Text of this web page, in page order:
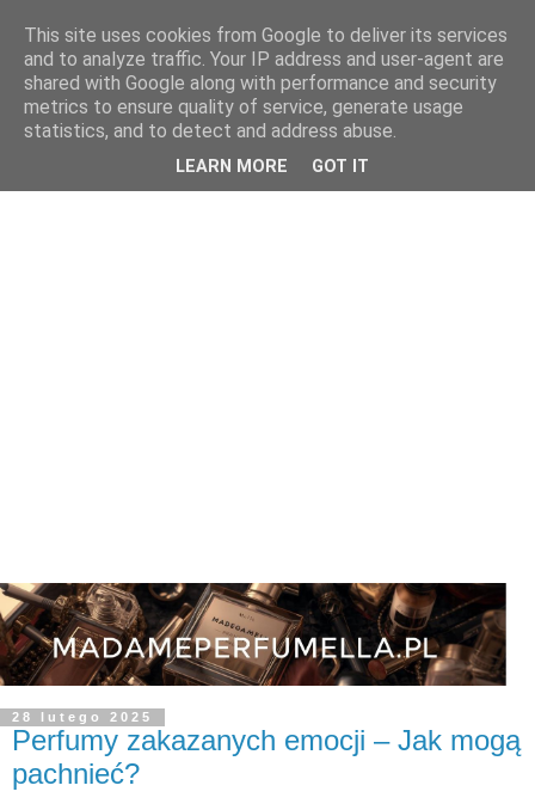
28 lutego 2025
Perfumy zakazanych emocji – Jak mogą
pachnieć?
This site uses cookies from Google to deliver its services
and to analyze traffic. Your IP address and user-agent are
shared with Google along with performance and security
metrics to ensure quality of service, generate usage
statistics, and to detect and address abuse.
LEARN MORE GOT IT